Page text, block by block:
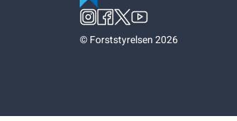
©Forststyrelsen 2026